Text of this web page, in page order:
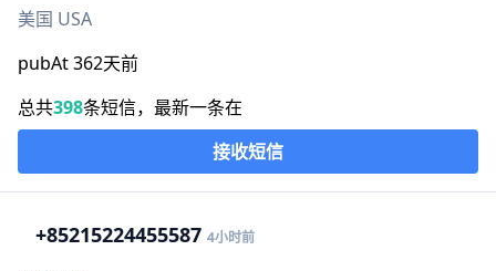
美国 USA
pubAt 362天前
总共398条短信，最新一条在
接收短信
+85215224455587 4小时前